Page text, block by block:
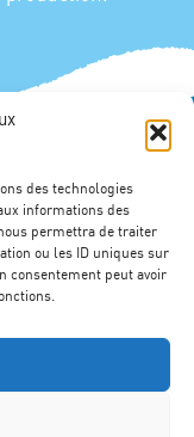
des technologies
informations des
permettra de traiter
ou les ID uniques sur
consentement peut avoir